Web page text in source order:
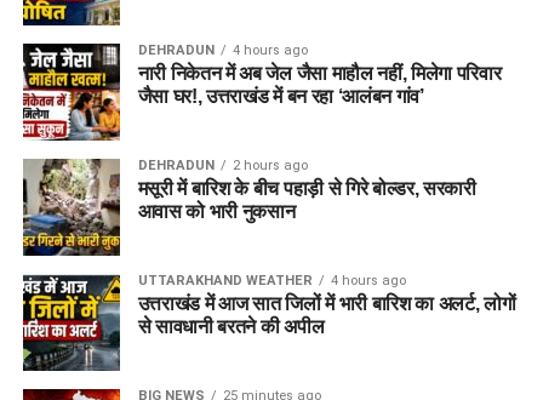
DEHRADUN 4 hours ago
नारी निकेतन में अब जेल जैसा माहौल नहीं, मिलेगा परिवार
जैसा घर!, उत्तराखंड में बन रहा ‘आलंबन गांव’
DEHRADUN 2 hours ago
मसूरी में बारिश के बीच पहाड़ी से गिरे बोल्डर, सरकारी
आवास को भारी नुकसान
UTTARAKHAND WEATHER 4 hours ago
उत्तराखंड में आज सात जिलों में भारी बारिश का अलर्ट, लोगों
से सावधानी बरतने की अपील
BIG NEWS 25 minutes ago